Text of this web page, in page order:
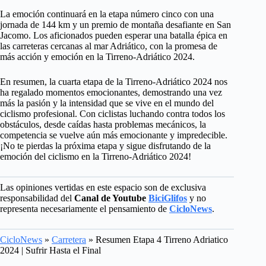
La emoción continuará en la etapa número cinco con una
jornada de 144 km y un premio de montaña desafiante en San
Jacomo. Los aficionados pueden esperar una batalla épica en
las carreteras cercanas al mar Adriático, con la promesa de
más acción y emoción en la Tirreno-Adriático 2024.
En resumen, la cuarta etapa de la Tirreno-Adriático 2024 nos
ha regalado momentos emocionantes, demostrando una vez
más la pasión y la intensidad que se vive en el mundo del
ciclismo profesional. Con ciclistas luchando contra todos los
obstáculos, desde caídas hasta problemas mecánicos, la
competencia se vuelve aún más emocionante y impredecible.
¡No te pierdas la próxima etapa y sigue disfrutando de la
emoción del ciclismo en la Tirreno-Adriático 2024!
Las opiniones vertidas en este espacio son de exclusiva
responsabilidad del Canal de Youtube BiciGlifos y no
representa necesariamente el pensamiento de CicloNews.
CicloNews » Carretera » Resumen Etapa 4 Tirreno Adriatico
2024 | Sufrir Hasta el Final